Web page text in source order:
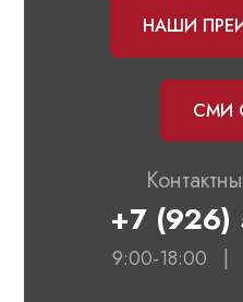
НАШИ
СМИ
+7 (926)
9:00-18:00 |